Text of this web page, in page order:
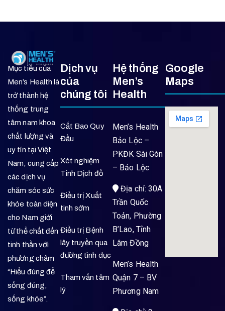
Mục tiêu của
Men’s Health là
trở thành hệ
thống trung
tâm nam khoa
chất lượng và
uy tín tại Việt
Nam, cung cấp
các dịch vụ
chăm sóc sức
khỏe toàn diện
cho Nam giới
từ thể chất đến
tinh thần với
phương châm
“Hiểu đúng để
sống đúng,
sống khỏe”.
Dịch vụ
của
chúng tôi
Cắt Bao Quy
Đầu
Xét nghiệm
Tinh Dịch đồ
Điều trị Xuất
tinh sớm
Điều trị Bệnh
lây truyền qua
đường tình dục
Tham vấn tâm
lý
Hệ thống
Men’s
Health
Men’s Health
Bảo Lộc –
PKĐK Sài Gòn
– Bảo Lộc
Địa chỉ: 30A
Trần Quốc
Toản, Phường
B’Lao, Tỉnh
Lâm Đồng
Men’s Health
Quận 7 – BV
Phương Nam
Google
Maps